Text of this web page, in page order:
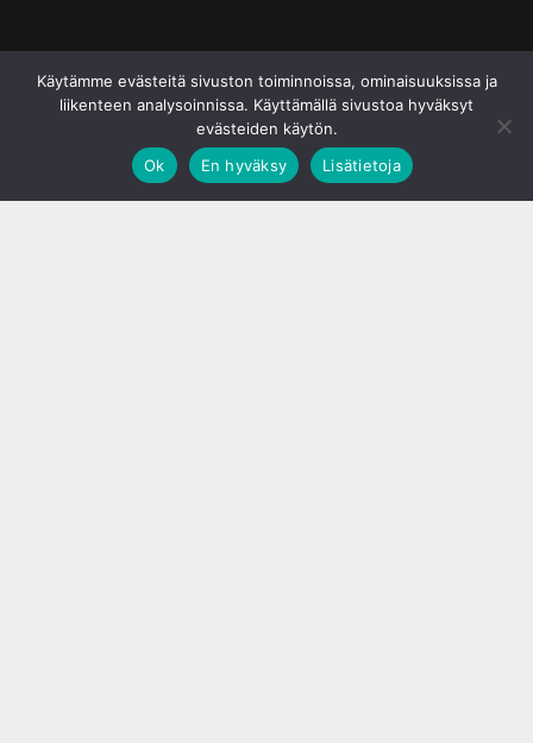
Käytämme evästeitä sivuston toiminnoissa, ominaisuuksissa ja
liikenteen analysoinnissa. Käyttämällä sivustoa hyväksyt
evästeiden käytön.
Ok
En hyväksy Lisätietoja